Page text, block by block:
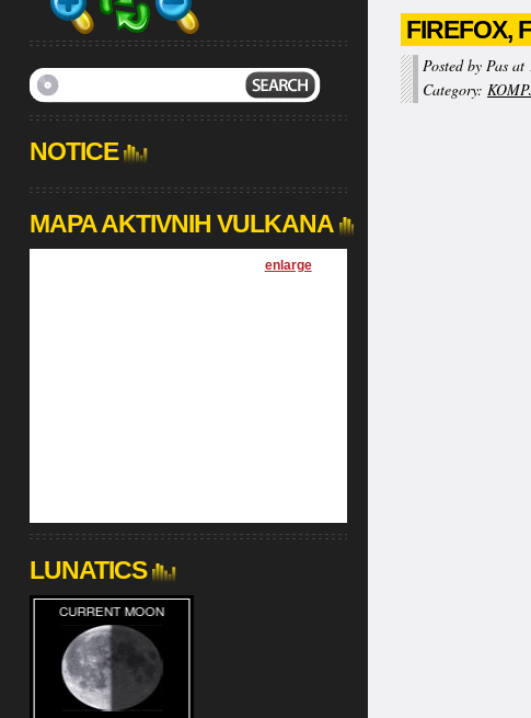
FIREFOX,
Posted by Pas
Category:
NOTICE
MAPA AKTIVNIH VULKANA
enlarge]
LUNATICS